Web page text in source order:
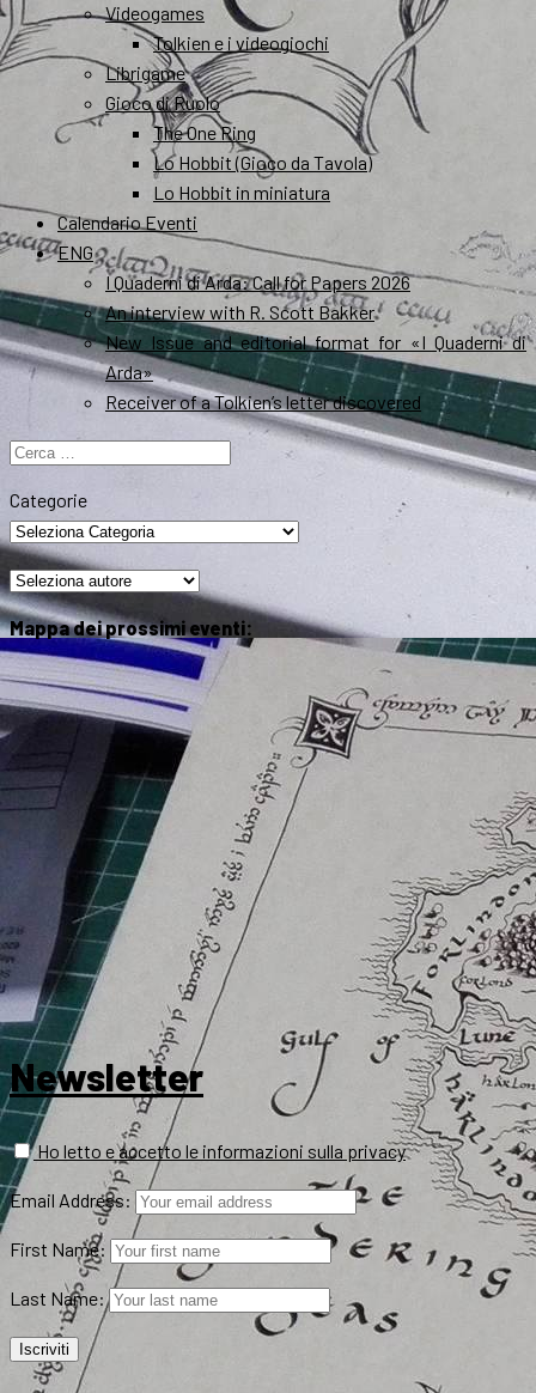
Videogames
Tolkien e i videogiochi
Librigame
Gioco di Ruolo
The One Ring
Lo Hobbit (Gioco da Tavola)
Lo Hobbit in miniatura
Calendario Eventi
ENG
I Quaderni di Arda: Call for Papers 2026
An interview with R. Scott Bakker
New Issue and editorial format for «I Quaderni di
Arda»
Receiver of a Tolkien’s letter discovered
Ricerca
Categorie
Mappa dei prossimi eventi:
Newsletter
Ho letto e accetto le informazioni sulla privacy
Email Address:
First Name:
Last Name: